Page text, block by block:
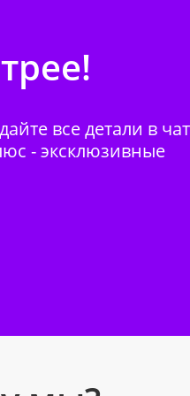
все детали в
- эксклюзивные